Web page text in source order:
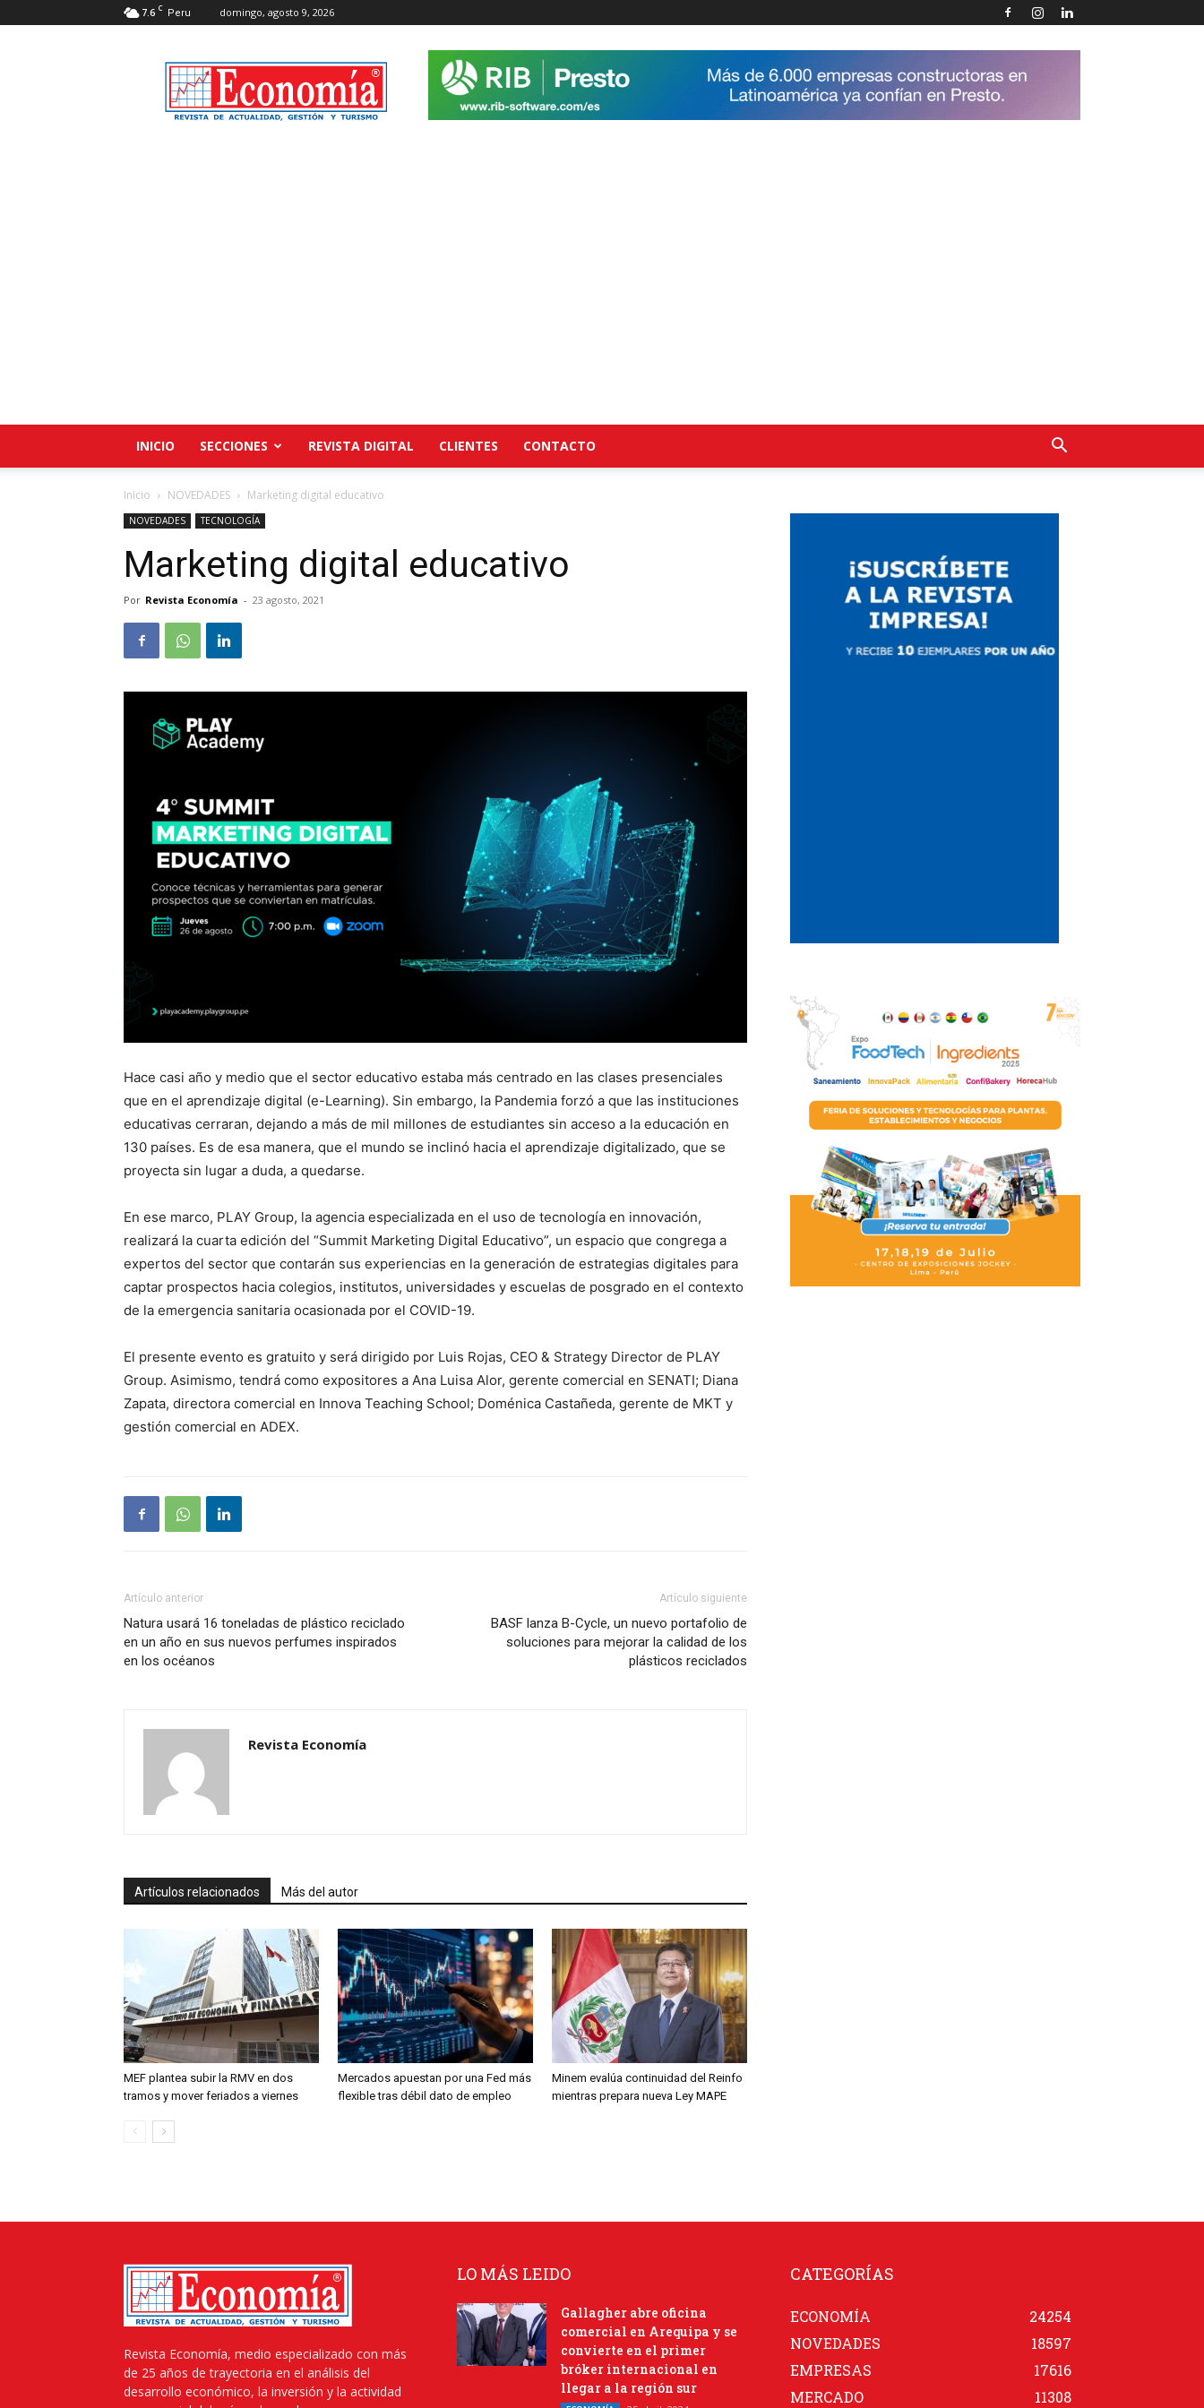
7.6 C Peru domingo, agosto 9, 2026
Revista
Economía
INICIO SECCIONES REVISTA DIGITAL CLIENTES CONTACTO
Inicio NOVEDADES Marketing digital educativo
NOVEDADES TECNOLOGÍA
Marketing digital educativo
Por Revista Economía - 23 agosto, 2021
Hace casi año y medio que el sector educativo estaba más centrado en las clases presenciales
que en el aprendizaje digital (e-Learning). Sin embargo, la Pandemia forzó a que las instituciones
educativas cerraran, dejando a más de mil millones de estudiantes sin acceso a la educación en
130 países. Es de esa manera, que el mundo se inclinó hacia el aprendizaje digitalizado, que se
proyecta sin lugar a duda, a quedarse.
En ese marco, PLAY Group, la agencia especializada en el uso de tecnología en innovación,
realizará la cuarta edición del “Summit Marketing Digital Educativo”, un espacio que congrega a
expertos del sector que contarán sus experiencias en la generación de estrategias digitales para
captar prospectos hacia colegios, institutos, universidades y escuelas de posgrado en el contexto
de la emergencia sanitaria ocasionada por el COVID-19.
El presente evento es gratuito y será dirigido por Luis Rojas, CEO & Strategy Director de PLAY
Group. Asimismo, tendrá como expositores a Ana Luisa Alor, gerente comercial en SENATI; Diana
Zapata, directora comercial en Innova Teaching School; Doménica Castañeda, gerente de MKT y
gestión comercial en ADEX.
Artículo anterior
Natura usará 16 toneladas de plástico reciclado
en un año en sus nuevos perfumes inspirados
en los océanos
Artículo siguiente
BASF lanza B-Cycle, un nuevo portafolio de
soluciones para mejorar la calidad de los
plásticos reciclados
Revista Economía
Artículos relacionados Más del autor
MEF plantea subir la RMV en dos
tramos y mover feriados a viernes
Mercados apuestan por una Fed más
flexible tras débil dato de empleo
Minem evalúa continuidad del Reinfo
mientras prepara nueva Ley MAPE
Revista Economía, medio especializado con más
de 25 años de trayectoria en el análisis del
desarrollo económico, la inversión y la actividad
LO MÁS LEIDO
Gallagher abre oficina
comercial en Arequipa y se
convierte en el primer
bróker internacional en
llegar a la región sur
CATEGORÍAS
ECONOMÍA
24254
NOVEDADES
18597
EMPRESAS
17616
MERCADO
11308